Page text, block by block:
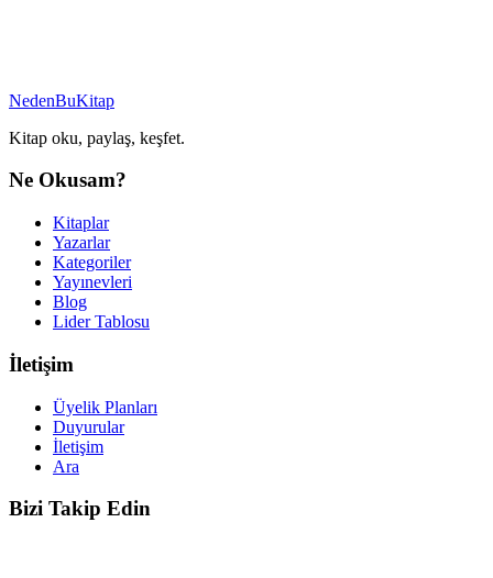
NedenBuKitap
Kitap oku, paylaş, keşfet.
Ne Okusam?
Kitaplar
Yazarlar
Kategoriler
Yayınevleri
Blog
Lider Tablosu
İletişim
Üyelik Planları
Duyurular
İletişim
Ara
Bizi Takip Edin